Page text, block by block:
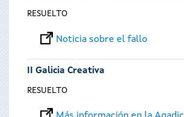
RESUELTO
Noticia sobre el fallo
II Galicia Creativa
RESUELTO